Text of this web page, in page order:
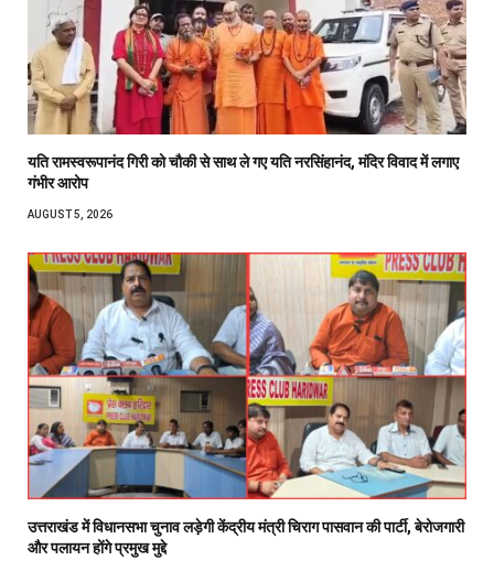
यति रामस्वरूपानंद गिरी को चौकी से साथ ले गए यति नरसिंहानंद, मंदिर विवाद में लगाए
गंभीर आरोप
AUGUST 5, 2026
उत्तराखंड में विधानसभा चुनाव लड़ेगी केंद्रीय मंत्री चिराग पासवान की पार्टी, बेरोजगारी
और पलायन होंगे प्रमुख मुद्दे